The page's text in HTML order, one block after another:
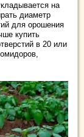
на
диаметр
для орошения
купить
в 20 или